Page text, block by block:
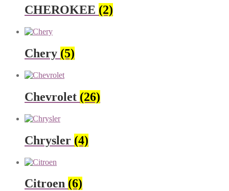
CHEROKEE (2)
Chery (5)
Chevrolet (26)
Chrysler (4)
Citroen (6)